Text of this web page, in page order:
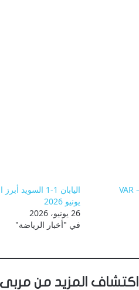
كأس العالم 2026: شرح التغييرات في القانون – VAR
يونيو 2026
26 يونيو، 2026
في "أخبار الرياضة"
اكتشاف المزيد من